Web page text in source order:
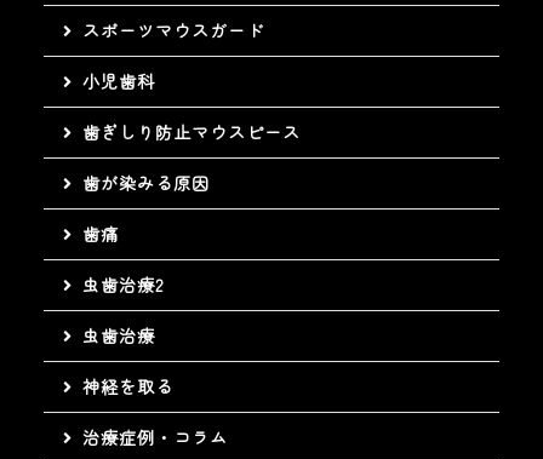
スポーツマウスガード
小児歯科
歯ぎしり防止マウスピース
歯が染みる原因
歯痛
虫歯治療2
虫歯治療
神経を取る
治療症例・コラム